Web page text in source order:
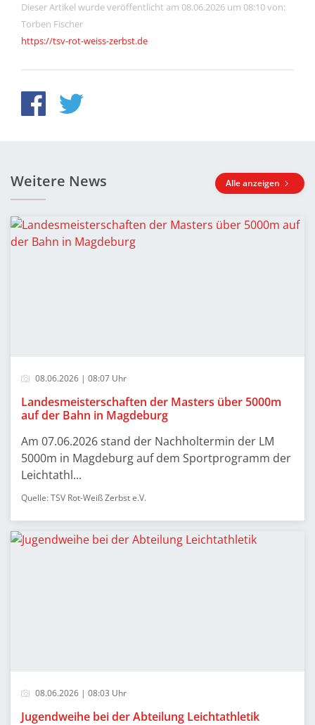
Dieser Artikel wurde veröffentlicht am 08.06.2026 um 08:10 von:
Torben Fischer
https://tsv-rot-weiss-zerbst.de
Weitere News Alle anzeigen
08.06.2026 | 08:07 Uhr
Landesmeisterschaften der Masters über 5000m
auf der Bahn in Magdeburg
Am 07.06.2026 stand der Nachholtermin der LM
5000m in Magdeburg auf dem Sportprogramm der
Leichtathl...
Quelle: TSV Rot-Weiß Zerbst e.V.
08.06.2026 | 08:03 Uhr
Jugendweihe bei der Abteilung Leichtathletik